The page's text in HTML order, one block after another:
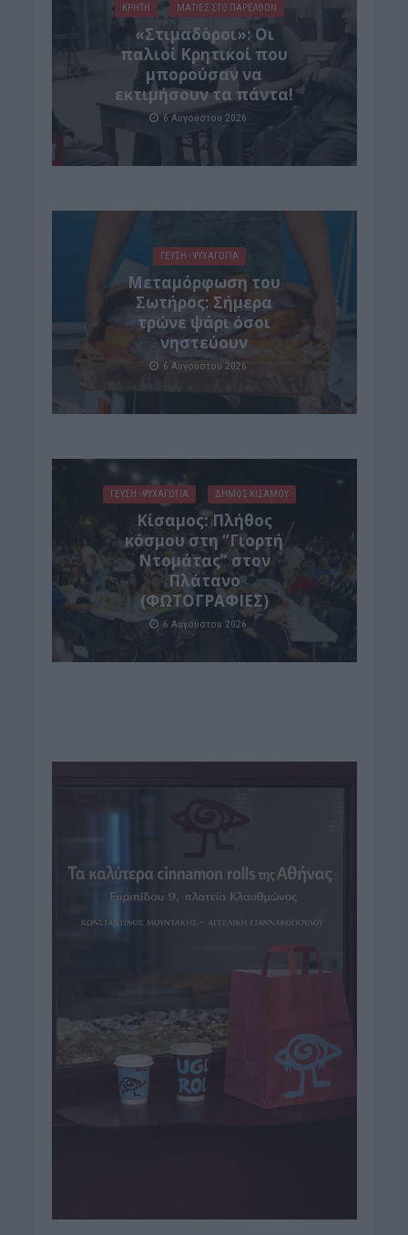
ΚΡΗΤΗ ΜΑΤΙΕΣ ΣΤΟ ΠΑΡΕΛΘΟΝ
«Στιμαδόροι»: Οι
παλιοί Κρητικοί που
μπορούσαν να
εκτιμήσουν τα πάντα!
6 Αυγούστου 2026
ΓΕΎΣΗ - ΨΥΧΑΓΩΓΊΑ
Μεταμόρφωση του
Σωτήρος: Σήμερα
τρώνε ψάρι όσοι
νηστεύουν
6 Αυγούστου 2026
ΓΕΎΣΗ - ΨΥΧΑΓΩΓΊΑ ΔΉΜΟΣ ΚΙΣΆΜΟΥ
Κίσαμος: Πλήθος
κόσμου στη “Γιορτή
Ντομάτας” στον
Πλάτανο
(ΦΩΤΟΓΡΑΦΙΕΣ)
6 Αυγούστου 2026